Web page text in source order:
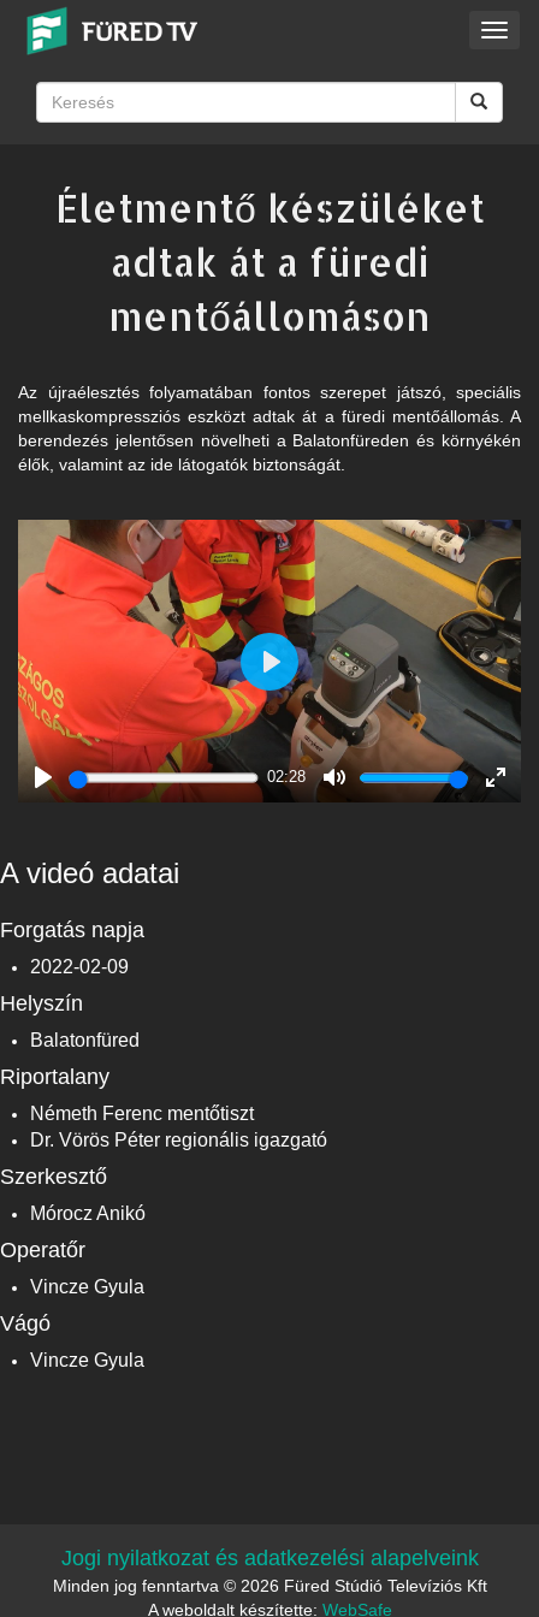
Életmentő készüléket
adtak át a füredi
mentőállomáson
Az újraélesztés folyamatában fontos szerepet játszó, speciális
mellkaskompressziós eszközt adtak át a füredi mentőállomás. A
berendezés jelentősen növelheti a Balatonfüreden és környékén
élők, valamint az ide látogatók biztonságát.
Play
02:28
Mute
Enter
Play
A videó adatai
Forgatás napja
2022-02-09
Helyszín
Balatonfüred
Riportalany
Németh Ferenc mentőtiszt
Dr. Vörös Péter regionális igazgató
Szerkesztő
Mórocz Anikó
Operatőr
Vincze Gyula
Vágó
Vincze Gyula
Jogi nyilatkozat és adatkezelési alapelveink
Minden jog fenntartva © 2026 Füred Stúdió Televíziós Kft
A weboldalt készítette: WebSafe